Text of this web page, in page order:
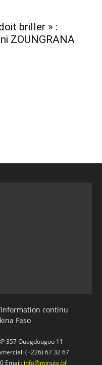
briller » :
ZOUNGRANA
continu
Faso
357 Ouagdougou 11
(+226) 67 32 67
Email: info@minute.bf